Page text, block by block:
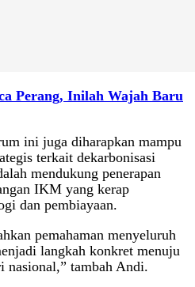
Perang, Inilah Wajah Baru
ini juga diharapkan mampu
terkait dekarbonisasi
mendukung penerapan
IKM yang kerap
dan pembiayaan.
pemahaman menyeluruh
langkah konkret menuju
nasional,” tambah Andi.